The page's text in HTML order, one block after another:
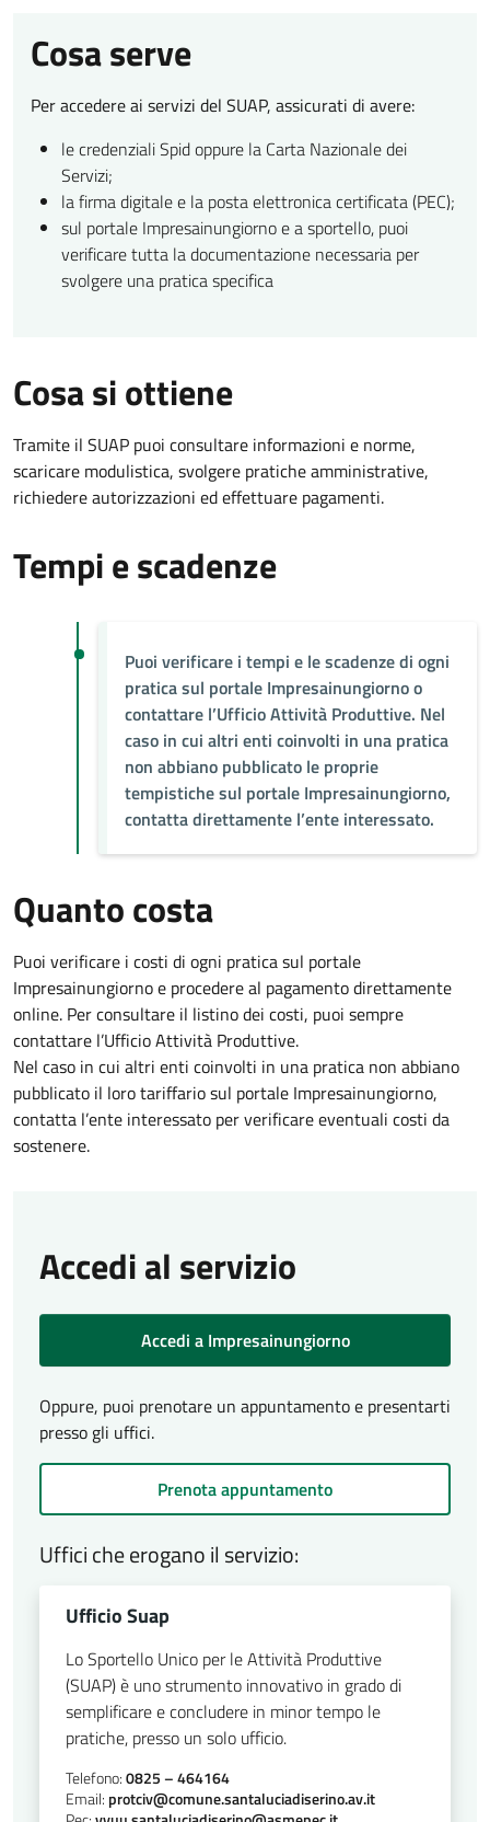
Cosa serve
Per accedere ai servizi del SUAP, assicurati di avere:
le credenziali Spid oppure la Carta Nazionale dei
Servizi;
la firma digitale e la posta elettronica certificata (PEC);
sul portale Impresainungiorno e a sportello, puoi
verificare tutta la documentazione necessaria per
svolgere una pratica specifica
Cosa si ottiene
Tramite il SUAP puoi consultare informazioni e norme,
scaricare modulistica, svolgere pratiche amministrative,
richiedere autorizzazioni ed effettuare pagamenti.
Tempi e scadenze
Puoi verificare i tempi e le scadenze di ogni
pratica sul portale Impresainungiorno o
contattare l’Ufficio Attività Produttive. Nel
caso in cui altri enti coinvolti in una pratica
non abbiano pubblicato le proprie
tempistiche sul portale Impresainungiorno,
contatta direttamente l’ente interessato.
Quanto costa
Puoi verificare i costi di ogni pratica sul portale
Impresainungiorno e procedere al pagamento direttamente
online. Per consultare il listino dei costi, puoi sempre
contattare l’Ufficio Attività Produttive.
Nel caso in cui altri enti coinvolti in una pratica non abbiano
pubblicato il loro tariffario sul portale Impresainungiorno,
contatta l’ente interessato per verificare eventuali costi da
sostenere.
Accedi al servizio
Accedi a Impresainungiorno
Oppure, puoi prenotare un appuntamento e presentarti
presso gli uffici.
Prenota appuntamento
Uffici che erogano il servizio:
Ufficio Suap
Lo Sportello Unico per le Attività Produttive
(SUAP) è uno strumento innovativo in grado di
semplificare e concludere in minor tempo le
pratiche, presso un solo ufficio.
Telefono:0825 – 464164
Email: protciv@comune.santaluciadiserino.av.it